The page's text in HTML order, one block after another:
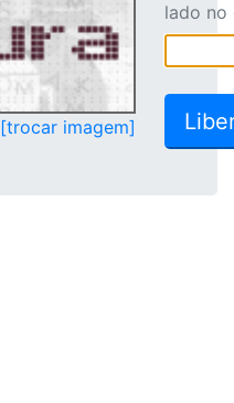
[trocar imagem]
lado no